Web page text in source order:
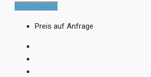
Hausentwurf
Preis auf Anfrage